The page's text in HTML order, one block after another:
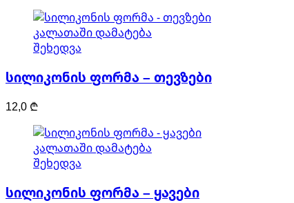
კალათაში დამატება
შეხედვა
სილიკონის ფორმა – თევზები
12,0 ₾
კალათაში დამატება
შეხედვა
სილიკონის ფორმა – ყავები